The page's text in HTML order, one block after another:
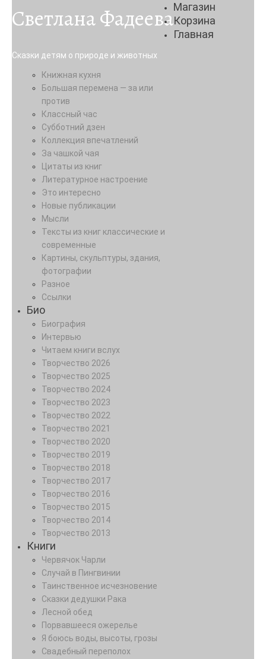
Светлана Фадеева
Сказки детям о природе и животных
Магазин
Корзина
Главная
Книжная кухня
Большая перемена — за или
против
Классный час
Субботний дзен
Коллекция впечатлений
За чашкой чая
Цитаты из книг
Литературное настроение
Это интересно
Новые публикации
Мысли
Тексты из книг классические и
современные
Картины, скульптуры, здания,
фотографии
Разное
Ссылки
Био
Биография
Интервью
Читаем книги вслух
Творчество 2026
Творчество 2025
Творчество 2024
Творчество 2023
Творчество 2022
Творчество 2021
Творчество 2020
Творчество 2019
Творчество 2018
Творчество 2017
Творчество 2016
Творчество 2015
Творчество 2014
Творчество 2013
Книги
Червячок Чарли
Случай в Пингвинии
Таинственное исчезновение
Сказки дедушки Рака
Лесной обед
Порвавшееся ожерелье
Я боюсь воды, высоты, грозы
Свадебный переполох